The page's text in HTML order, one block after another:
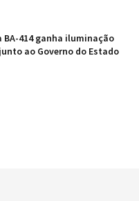
BA-414 ganha iluminação
ao Governo do Estado